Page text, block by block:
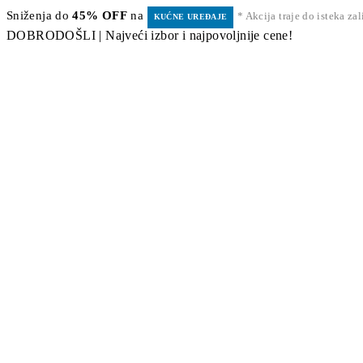
Sniženja do45% OFF na KUĆNE UREĐAJE * Akcija traje do isteka
DOBRODOŠLI | Najveći izbor i najpovoljnije cene!